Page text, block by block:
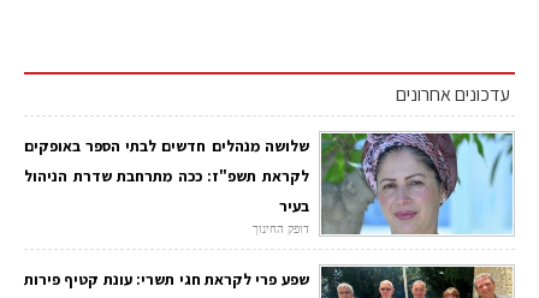
עדכונים אחרונים
שלושה מנהלים חדשים לבתי הספר באופקים
לקראת תשפ"ז: ככה מתרחבת שדרת הניהול
בעיר
דופק החינוך
שפע פרי לקראת חגי תשרי: עונת קטיף פירות